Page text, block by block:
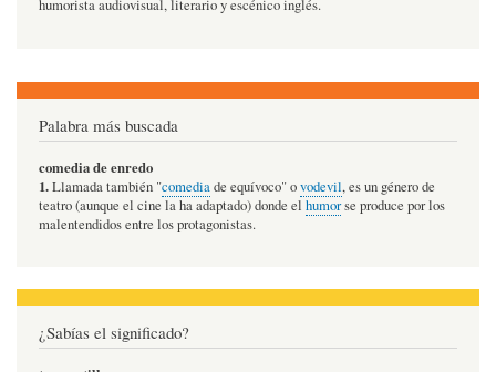
humorista audiovisual, literario y escénico inglés.
Palabra más buscada
comedia de enredo
1.Llamada también "comediade equívoco" ovodevil, es un género de
teatro (aunque el cine la ha adaptado) donde el humorse produce por los
malentendidos entre los protagonistas.
¿Sabías el significado?